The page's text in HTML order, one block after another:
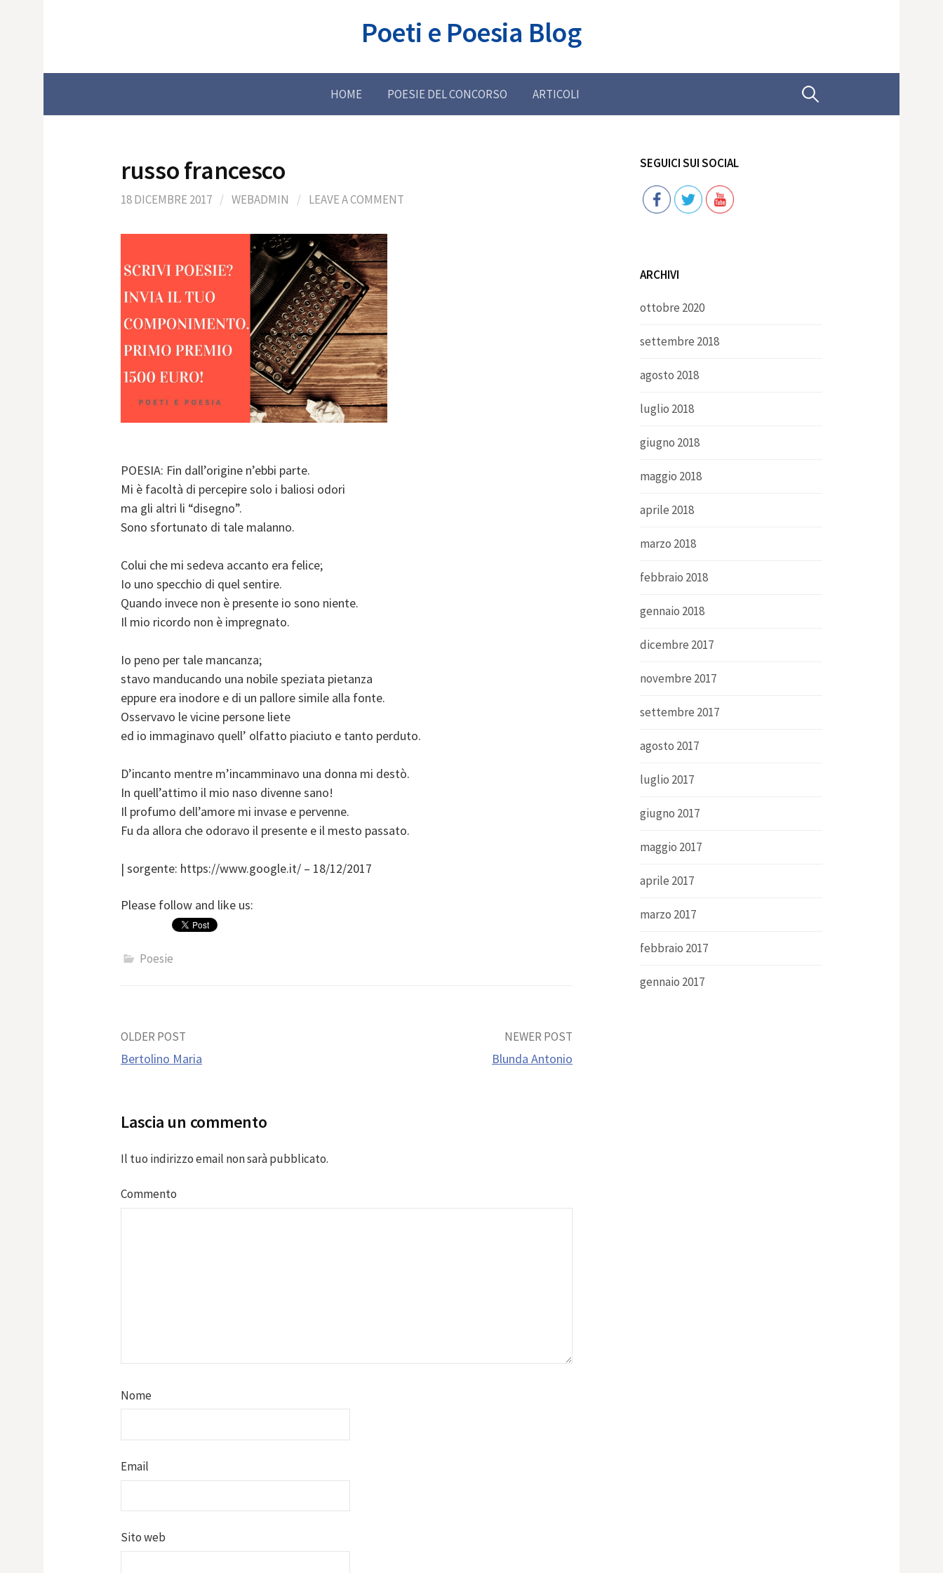
Poeti e Poesia Blog
HOME POESIE DEL CONCORSO ARTICOLI Ricerca
russo francesco
18 DICEMBRE 2017 / WEBADMIN / LEAVE A COMMENT
POESIA: Fin dall’origine n’ebbi parte.
Mi è facoltà di percepire solo i baliosi odori
ma gli altri li “disegno”.
Sono sfortunato di tale malanno.
Colui che mi sedeva accanto era felice;
Io uno specchio di quel sentire.
Quando invece non è presente io sono niente.
Il mio ricordo non è impregnato.
Io peno per tale mancanza;
stavo manducando una nobile speziata pietanza
eppure era inodore e di un pallore simile alla fonte.
Osservavo le vicine persone liete
ed io immaginavo quell’ olfatto piaciuto e tanto perduto.
D’incanto mentre m’incamminavo una donna mi destò.
In quell’attimo il mio naso divenne sano!
Il profumo dell’amore mi invase e pervenne.
Fu da allora che odoravo il presente e il mesto passato.
| sorgente: https://www.google.it/ – 18/12/2017
Please follow and like us:
Poesie
Post
OLDER POST
Bertolino Maria
NEWER POST
Blunda Antonio
Lascia un commento
Il tuo indirizzo email non sarà pubblicato.
Commento
Nome
Email
Sito web
SEGUICI SUI SOCIAL
Follow
ARCHIVI
ottobre 2020
settembre 2018
agosto 2018
luglio 2018
giugno 2018
maggio 2018
aprile 2018
marzo 2018
febbraio 2018
gennaio 2018
dicembre 2017
novembre 2017
settembre 2017
agosto 2017
luglio 2017
giugno 2017
maggio 2017
aprile 2017
marzo 2017
febbraio 2017
gennaio 2017